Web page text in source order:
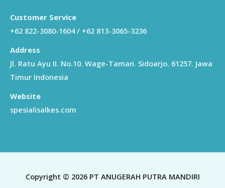
Customer Service
+62 822-3080-1604 / +62 813-3065-3236
Address
Jl. Ratu Ayu II. No.10. Wage-Taman. Sidoarjo. 61257. Jawa
Timur Indonesia
Website
spesialisalkes.com
Copyright © 2026 PT ANUGERAH PUTRA MANDIRI